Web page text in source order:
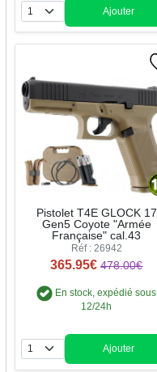
Quantité
Ajouter
Pistolet T4E GLOCK 17
Gen5 Coyote "Armée
Française" cal.43
Réf : 26942
365.95€ 478.00€
En stock, expédié sous
12/24h
Quantité
Ajouter